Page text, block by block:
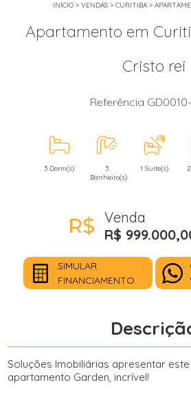
INÍCIO > VENDAS > CURITIBA >
Apartamento em
Cristo rei
Referência
3 Dorm(s)
3
Banheiro(s)
1 Suíte(s)
Venda
R$
SIMULAR
FINANCIAMENTO
Soluções Imobiliárias apresentar
apartamento Garden, incrível!